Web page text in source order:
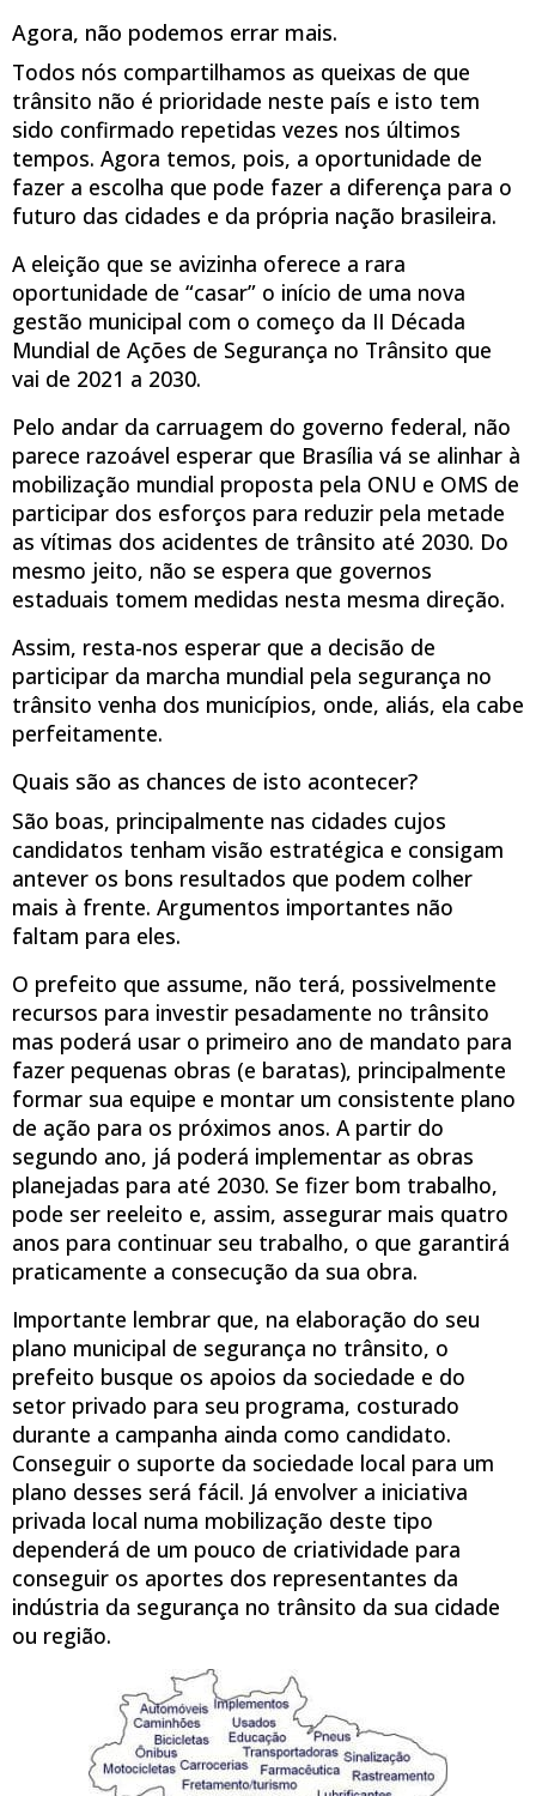
Agora, não podemos errar mais.
Todos nós compartilhamos as queixas de que
trânsito não é prioridade neste país e isto tem
sido confirmado repetidas vezes nos últimos
tempos. Agora temos, pois, a oportunidade de
fazer a escolha que pode fazer a diferença para o
futuro das cidades e da própria nação brasileira.
A eleição que se avizinha oferece a rara
oportunidade de “casar” o início de uma nova
gestão municipal com o começo da II Década
Mundial de Ações de Segurança no Trânsito que
vai de 2021 a 2030.
Pelo andar da carruagem do governo federal, não
parece razoável esperar que Brasília vá se alinhar à
mobilização mundial proposta pela ONU e OMS de
participar dos esforços para reduzir pela metade
as vítimas dos acidentes de trânsito até 2030. Do
mesmo jeito, não se espera que governos
estaduais tomem medidas nesta mesma direção.
Assim, resta-nos esperar que a decisão de
participar da marcha mundial pela segurança no
trânsito venha dos municípios, onde, aliás, ela cabe
perfeitamente.
Quais são as chances de isto acontecer?
São boas, principalmente nas cidades cujos
candidatos tenham visão estratégica e consigam
antever os bons resultados que podem colher
mais à frente. Argumentos importantes não
faltam para eles.
O prefeito que assume, não terá, possivelmente
recursos para investir pesadamente no trânsito
mas poderá usar o primeiro ano de mandato para
fazer pequenas obras (e baratas), principalmente
formar sua equipe e montar um consistente plano
de ação para os próximos anos. A partir do
segundo ano, já poderá implementar as obras
planejadas para até 2030. Se fizer bom trabalho,
pode ser reeleito e, assim, assegurar mais quatro
anos para continuar seu trabalho, o que garantirá
praticamente a consecução da sua obra.
Importante lembrar que, na elaboração do seu
plano municipal de segurança no trânsito, o
prefeito busque os apoios da sociedade e do
setor privado para seu programa, costurado
durante a campanha ainda como candidato.
Conseguir o suporte da sociedade local para um
plano desses será fácil. Já envolver a iniciativa
privada local numa mobilização deste tipo
dependerá de um pouco de criatividade para
conseguir os aportes dos representantes da
indústria da segurança no trânsito da sua cidade
ou região.